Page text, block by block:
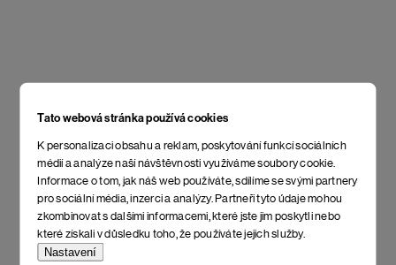
Tato webová stránka používá cookies
K personalizaci obsahu a reklam, poskytování funkcí sociálních
médií a analýze naší návštěvnosti využíváme soubory cookie.
Informace o tom, jak náš web používáte, sdílíme se svými partnery
pro sociální média, inzerci a analýzy. Partneři tyto údaje mohou
zkombinovat s dalšími informacemi, které jste jim poskytli nebo
které získali v důsledku toho, že používáte jejich služby.
Nastavení